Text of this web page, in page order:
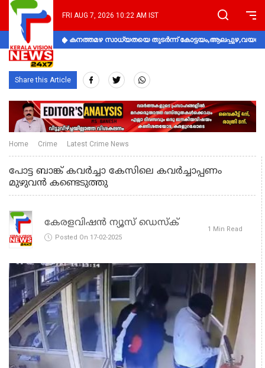
FRI AUG 7, 2026 10:22 AM IST
കനത്തമഴ സാധ്യതയെ തുടർന്ന്
Share this Article
Home Crime Latest Crime News
പോട്ട ബാങ്ക് കവർച്ചാ കേസിലെ കവർച്ചാപ്പണം
മുഴുവൻ കണ്ടെടുത്തു
കേരളവിഷൻ ന്യൂസ് ഡെസ്‌ക്
Posted On 17-02-2025
1 Min Read